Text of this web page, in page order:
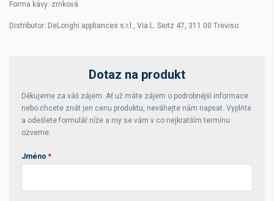
Forma kávy: zrnková
Distributor: DeLonghi appliances s.r.l., Via L. Seitz 47, 311 00 Treviso
Dotaz na produkt
Děkujeme za váš zájem. Ať už máte zájem o podrobnější informace
nebo chcete znát jen cenu produktu, neváhejte nám napsat. Vyplňte
a odešlete formulář níže a my se vám v co nejkratším termínu
ozveme.
Jméno *